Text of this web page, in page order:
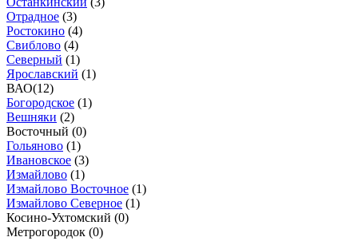
Отрадное (3)
Ростокино (4)
Свиблово (4)
Северный (1)
Ярославский (1)
ВАО(12)
Богородское (1)
Вешняки (2)
Восточный (0)
Гольяново (1)
Ивановское (3)
Измайлово (1)
Измайлово Восточное (1)
Измайлово Северное (1)
Косино-Ухтомский (0)
Метрогородок (0)